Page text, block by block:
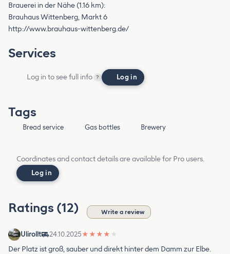
Brauerei in der Nähe (1.16 km):
Brauhaus Wittenberg, Markt 6
http://www.brauhaus-wittenberg.de/
Services
Log in to see full info ? Log in
Tags
Bread service Gas bottles Brewery
Coordinates and contact details are available for Pro users.
Log in
Ratings (12) Write a review
Ulirollt 24.10.2025★ ★ ★ ★ ★
Der Platz ist groß, sauber und direkt hinter dem Damm zur Elbe.